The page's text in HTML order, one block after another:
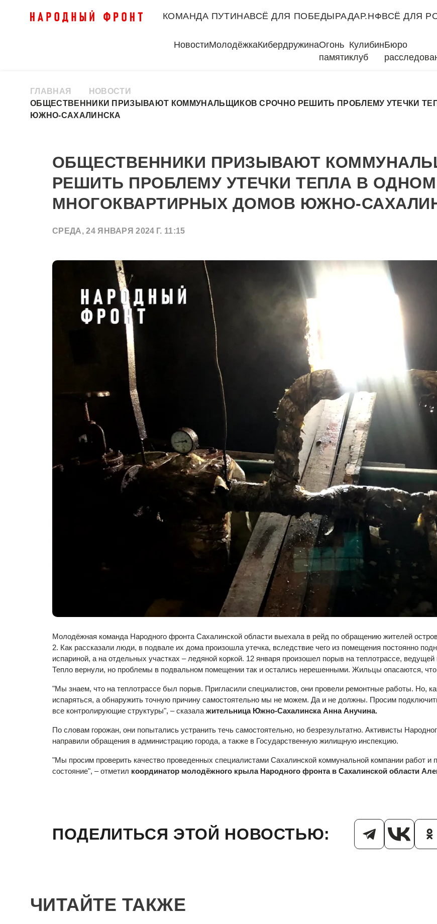
КОМАНДА ПУТИНАВСЁ ДЛЯ ПОБЕДЫРАДАР.НФВСЁ ДЛЯ
НовостиМолодёжкаКибердружинаОгонь
памяти
Кулибин
клуб
Бюро
ГЛАВНАЯ
НОВОСТИ
ОБЩЕСТВЕННИКИ ПРИЗЫВАЮТ КОММУНАЛЬЩИКОВ СРОЧНО РЕШИТЬ ПРОБЛЕМУ УТЕЧКИ
ЮЖНО-САХАЛИНСКА
ОБЩЕСТВЕННИКИ ПРИЗЫВАЮТ
РЕШИТЬ ПРОБЛЕМУ УТЕЧКИ ТЕПЛА В
МНОГОКВАРТИРНЫХ ДОМОВ ЮЖНО-
СРЕДА, 24 ЯНВАРЯ 2024 Г. 11:15
Молодёжная команда Народного фронта Сахалинской области выехала в рейд по обращению жителей
2. Как рассказали люди, в подвале их дома произошла утечка, вследствие чего из помещения постоянно
испариной, а на отдельных участках – ледяной коркой. 12 января произошел порыв на теплотрассе,
Тепло вернули, но проблемы в подвальном помещении так и остались нерешенными. Жильцы опасаются, что
"Мы знаем, что на теплотрассе был порыв. Пригласили специалистов, они провели ремонтные работы. Но,
испаряться, а обнаружить точную причину самостоятельно мы не можем. Да и не должны. Просим
все контролирующие структуры", – сказала жительница Южно-Сахалинска Анна Анучина.
По словам горожан, они попытались устранить течь самостоятельно, но безрезультатно. Активисты
направили обращения в администрацию города, а также в Государственную жилищную инспекцию.
"Мы просим проверить качество проведенных специалистами Сахалинской коммунальной компании работ и
состояние", – отметил координатор молодёжного крыла Народного фронта в Сахалинской области
ПОДЕЛИТЬСЯ ЭТОЙ НОВОСТЬЮ:
ЧИТАЙТЕ ТАКЖЕ